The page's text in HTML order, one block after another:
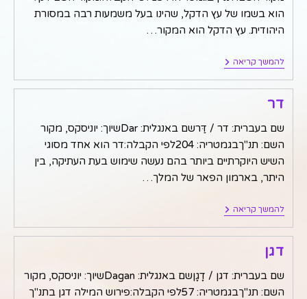
הוא בשמו של עץ הדקל, שהינו בעל משמעות רבה במסורת
היהודית. עץ הדקל הוא המקור…
להמשך קריאהדקל
דר
שם בעברית: דר / דַּרשם באנגלית: Darשיוך: יוניסקס, מקור
השם: תנ"ךבגמטריה: 204לפי הקבלה:דר הוא אחד מסוגי
השיש היוקרתיים ביותר בהם נעשה שימוש בעת העתיקה, בין
היתר, בארמון הפאר של המלך…
להמשך קריאהדר
דגן
שם בעברית: דגן / דָגָןשם באנגלית: Daganשיוך: יוניסקס, מקור
השם: תנ"ךבגמטריה: 57לפי הקבלה:פירוש המילה דגן בתנ"ך